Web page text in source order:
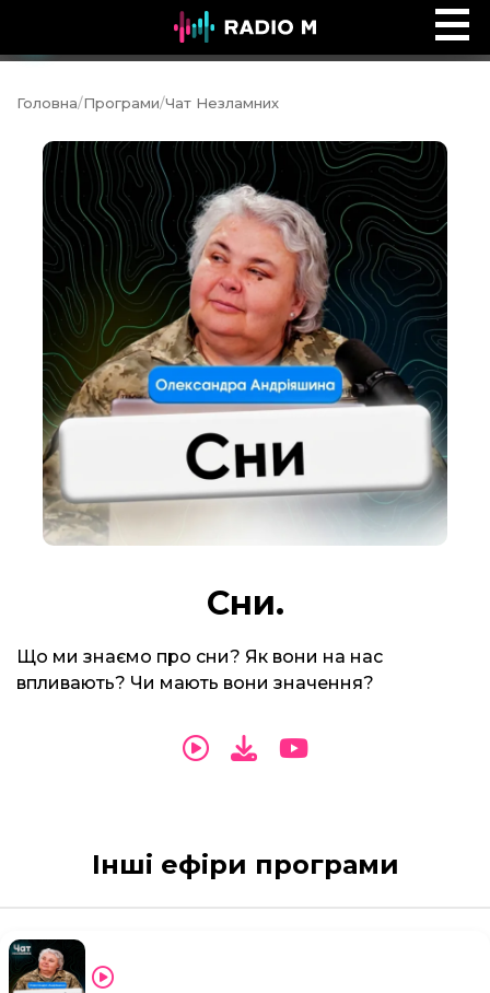
Біблійний погляд
Головна/Програми/Чат Незламних
Сни.
Що ми знаємо про сни? Як вони на нас
впливають? Чи мають вони значення?
Інші ефіри програми